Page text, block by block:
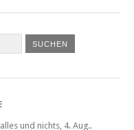
und nichts 4. Aug..